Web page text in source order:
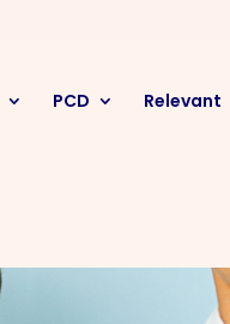
PCD Relevant